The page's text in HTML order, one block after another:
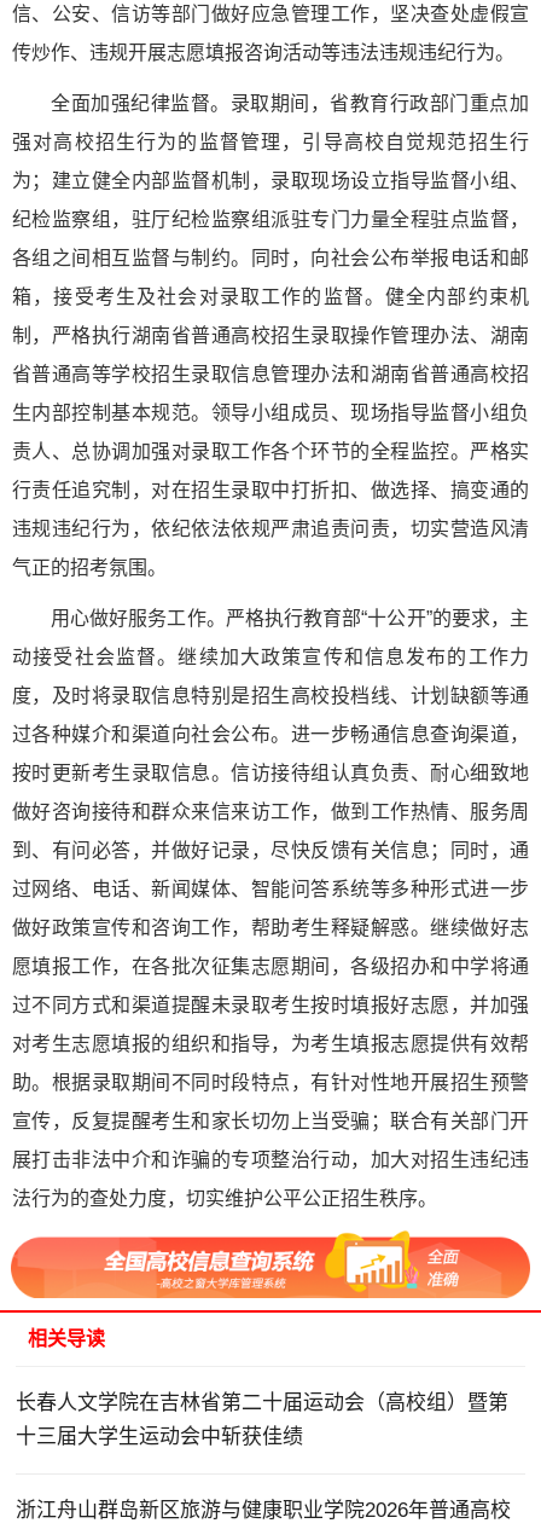
信、公安、信访等部门做好应急管理工作，坚决查处虚假宣
传炒作、违规开展志愿填报咨询活动等违法违规违纪行为。
全面加强纪律监督。录取期间，省教育行政部门重点加
强对高校招生行为的监督管理，引导高校自觉规范招生行
为；建立健全内部监督机制，录取现场设立指导监督小组、
纪检监察组，驻厅纪检监察组派驻专门力量全程驻点监督，
各组之间相互监督与制约。同时，向社会公布举报电话和邮
箱，接受考生及社会对录取工作的监督。健全内部约束机
制，严格执行湖南省普通高校招生录取操作管理办法、湖南
省普通高等学校招生录取信息管理办法和湖南省普通高校招
生内部控制基本规范。领导小组成员、现场指导监督小组负
责人、总协调加强对录取工作各个环节的全程监控。严格实
行责任追究制，对在招生录取中打折扣、做选择、搞变通的
违规违纪行为，依纪依法依规严肃追责问责，切实营造风清
气正的招考氛围。
用心做好服务工作。严格执行教育部“十公开”的要求，主
动接受社会监督。继续加大政策宣传和信息发布的工作力
度，及时将录取信息特别是招生高校投档线、计划缺额等通
过各种媒介和渠道向社会公布。进一步畅通信息查询渠道，
按时更新考生录取信息。信访接待组认真负责、耐心细致地
做好咨询接待和群众来信来访工作，做到工作热情、服务周
到、有问必答，并做好记录，尽快反馈有关信息；同时，通
过网络、电话、新闻媒体、智能问答系统等多种形式进一步
做好政策宣传和咨询工作，帮助考生释疑解惑。继续做好志
愿填报工作，在各批次征集志愿期间，各级招办和中学将通
过不同方式和渠道提醒未录取考生按时填报好志愿，并加强
对考生志愿填报的组织和指导，为考生填报志愿提供有效帮
助。根据录取期间不同时段特点，有针对性地开展招生预警
宣传，反复提醒考生和家长切勿上当受骗；联合有关部门开
展打击非法中介和诈骗的专项整治行动，加大对招生违纪违
法行为的查处力度，切实维护公平公正招生秩序。
相关导读
长春人文学院在吉林省第二十届运动会（高校组）暨第
十三届大学生运动会中斩获佳绩
浙江舟山群岛新区旅游与健康职业学院2026年普通高校